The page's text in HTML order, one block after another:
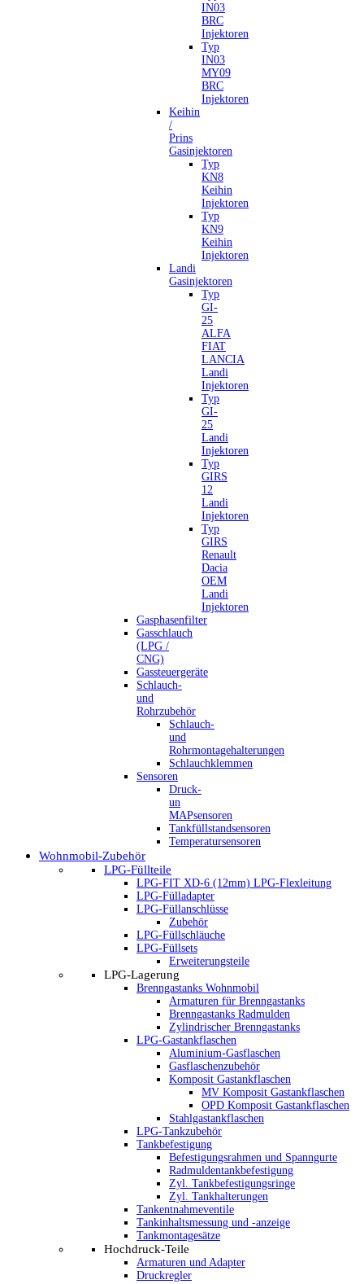
IN03
BRC
Injektoren
Typ
IN03
MY09
BRC
Injektoren
Keihin
/
Prins
Gasinjektoren
Typ
KN8
Keihin
Injektoren
Typ
KN9
Keihin
Injektoren
Landi
Gasinjektoren
Typ
GI-
25
ALFA
FIAT
LANCIA
Landi
Injektoren
Typ
GI-
25
Landi
Injektoren
Typ
GIRS
12
Landi
Injektoren
Typ
GIRS
Renault
Dacia
OEM
Landi
Injektoren
Gasphasenfilter
Gasschlauch
(LPG /
CNG)
Gassteuergeräte
Schlauch-
und
Rohrzubehör
Schlauch-
und
Rohrmontagehalterungen
Schlauchklemmen
Sensoren
Druck-
un
MAPsensoren
Tankfüllstandsensoren
Temperatursensoren
Wohnmobil-Zubehör
LPG-Füllteile
LPG-FIT XD-6 (12mm) LPG-Flexleitung
LPG-Fülladapter
LPG-Füllanschlüsse
Zubehör
LPG-Füllschläuche
LPG-Füllsets
Erweiterungsteile
LPG-Lagerung
Brenngastanks Wohnmobil
Armaturen für Brenngastanks
Brenngastanks Radmulden
Zylindrischer Brenngastanks
LPG-Gastankflaschen
Aluminium-Gasflaschen
Gasflaschenzubehör
Komposit Gastankflaschen
MV Komposit Gastankflaschen
OPD Komposit Gastankflaschen
Stahlgastankflaschen
LPG-Tankzubehör
Tankbefestigung
Befestigungsrahmen und Spanngurte
Radmuldentankbefestigung
Zyl. Tankbefestigungsringe
Zyl. Tankhalterungen
Tankentnahmeventile
Tankinhaltsmessung und -anzeige
Tankmontagesätze
Hochdruck-Teile
Armaturen und Adapter
Druckregler